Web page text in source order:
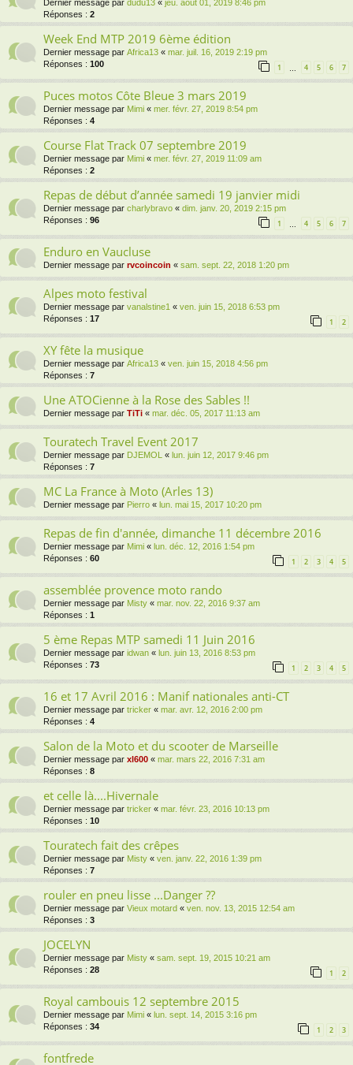
Dernier message par dudu13 « jeu. août 01, 2019 8:46 pm
Réponses : 2
Week End MTP 2019 6ème édition
Dernier message par Africa13 « mar. juil. 16, 2019 2:19 pm
Réponses : 100 1 4 5 6 7
Puces motos Côte Bleue 3 mars 2019
Dernier message par Mimi « mer. févr. 27, 2019 8:54 pm
Réponses : 4
Course Flat Track 07 septembre 2019
Dernier message par Mimi « mer. févr. 27, 2019 11:09 am
Réponses : 2
Repas de début d’année samedi 19 janvier midi
Dernier message par charlybravo « dim. janv. 20, 2019 2:15 pm
Réponses : 96 1 4 5 6 7
Enduro en Vaucluse
Dernier message par rvcoincoin « sam. sept. 22, 2018 1:20 pm
Alpes moto festival
Dernier message par vanalstine1 « ven. juin 15, 2018 6:53 pm
Réponses : 17 1 2
XY fête la musique
Dernier message par Africa13 « ven. juin 15, 2018 4:56 pm
Réponses : 7
Une ATOCienne à la Rose des Sables !!
Dernier message par TiTi « mar. déc. 05, 2017 11:13 am
Touratech Travel Event 2017
Dernier message par DJEMOL « lun. juin 12, 2017 9:46 pm
Réponses : 7
MC La France à Moto (Arles 13)
Dernier message par Pierro « lun. mai 15, 2017 10:20 pm
Repas de fin d'année, dimanche 11 décembre 2016
Dernier message par Mimi « lun. déc. 12, 2016 1:54 pm
Réponses : 60 1 2 3 4 5
assemblée provence moto rando
Dernier message par Misty « mar. nov. 22, 2016 9:37 am
Réponses : 1
5 ème Repas MTP samedi 11 Juin 2016
Dernier message par idwan « lun. juin 13, 2016 8:53 pm
Réponses : 73 1 2 3 4 5
16 et 17 Avril 2016 : Manif nationales anti-CT
Dernier message par tricker « mar. avr. 12, 2016 2:00 pm
Réponses : 4
Salon de la Moto et du scooter de Marseille
Dernier message par xl600 « mar. mars 22, 2016 7:31 am
Réponses : 8
et celle là....Hivernale
Dernier message par tricker « mar. févr. 23, 2016 10:13 pm
Réponses : 10
Touratech fait des crêpes
Dernier message par Misty « ven. janv. 22, 2016 1:39 pm
Réponses : 7
rouler en pneu lisse ...Danger ??
Dernier message par Vieux motard « ven. nov. 13, 2015 12:54 am
Réponses : 3
JOCELYN
Dernier message par Misty « sam. sept. 19, 2015 10:21 am
Réponses : 28 1 2
Royal cambouis 12 septembre 2015
Dernier message par Mimi « lun. sept. 14, 2015 3:16 pm
Réponses : 34 1 2 3
fontfrede